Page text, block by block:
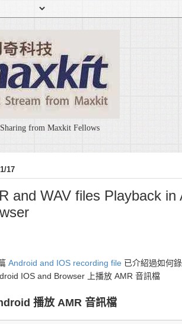
from Maxkit Fellows
17
and WAV files Playback in
Android and IOS recording file 已介紹過如何
IOS and Browser 上播放 AMR 音訊檔
播放 AMR 音訊檔